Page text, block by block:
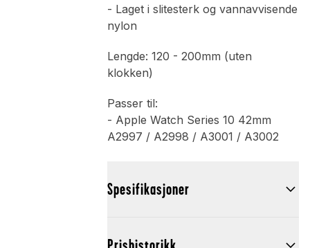
- Laget i slitesterk og vannavvisende
nylon
Lengde: 120 - 200mm (uten
klokken)
Passer til:
- Apple Watch Series 10 42mm
A2997 / A2998 / A3001 / A3002
Spesifikasjoner